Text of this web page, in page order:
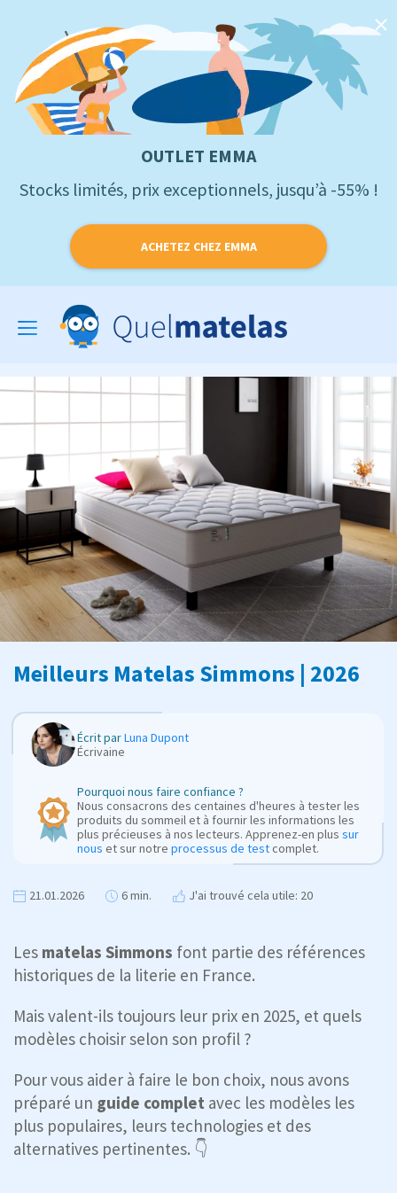
OUTLET EMMA
Stocks limités, prix exceptionnels, jusqu’à -55% !
ACHETEZ CHEZ EMMA
Toggle
navigation
Meilleurs Matelas Simmons | 2026
Écrit parLuna Dupont
Écrivaine
Pourquoi nous faire confiance ?
Nous consacrons des centaines d'heures à tester les
produits du sommeil et à fournir les informations les
plus précieuses à nos lecteurs. Apprenez-en plus sur
nous et sur notre processus de testcomplet.
21.01.2026 6 min. J'ai trouvé cela utile: 20
Les matelas Simmons font partie des références
historiques de la literie en France.
Mais valent-ils toujours leur prix en 2025, et quels
modèles choisir selon son profil ?
Pour vous aider à faire le bon choix, nous avons
préparé un guide complet avec les modèles les
plus populaires, leurs technologies et des
alternatives pertinentes. 👇